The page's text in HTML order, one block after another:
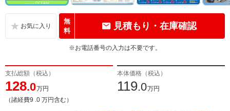
無
料
見積もり・在庫確認
※お電話番号の入力は不要です。
支払総額（税込）
128.0万円
（諸経費9 .0 万円含む）
本体価格（税込）
119.0万円